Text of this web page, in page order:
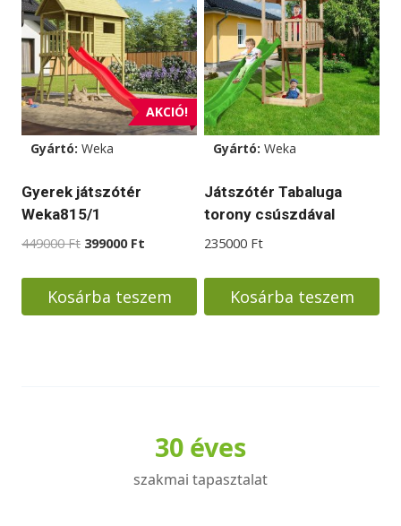
terméknek
több
variációja
van.
A
változatok
termékoldalon
választhatók
AKCIÓ!
Gyártó: Weka
Gyerek játszótér
Weka815/1
449000Ft Original
was:
449000 Ft.
399000 Ft
is:
399000 Ft.
Kosárba teszem
Gyártó: Weka
Játszótér Tabaluga
torony csúszdával
235000 Ft
Kosárba teszem
30 éves
szakmai tapasztalat